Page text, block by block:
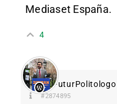
Mediaset España.
4
FuturPolitologo
#2874895